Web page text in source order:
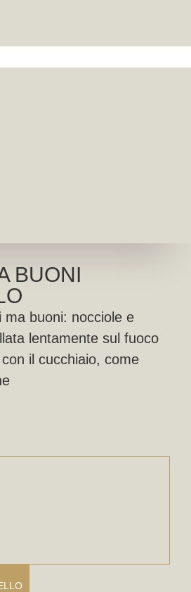
BUONI
ma buoni: nocciole e
lentamente sul fuoco
il cucchiaio, come